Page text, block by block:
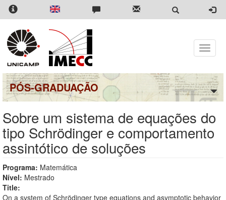
Pular
para
conteúdo
principal
Toggle
PÓS-GRADUAÇÃO
Sobre um sistema de equações do
tipo Schrödinger e comportamento
assintótico de soluções
Programa: Matemática
Nível: Mestrado
Title:
On a system of Schrödinger type equations and asymptotic behavior